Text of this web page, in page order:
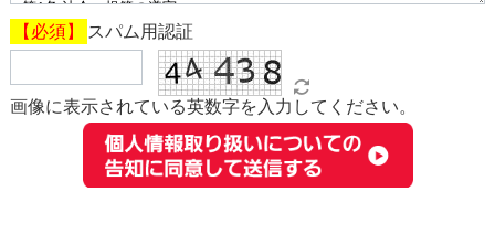
スパム用認証
画像に表示されている英数字を入力してください。